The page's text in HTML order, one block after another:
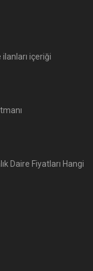
içeriği
Daire Fiyatları Hangi